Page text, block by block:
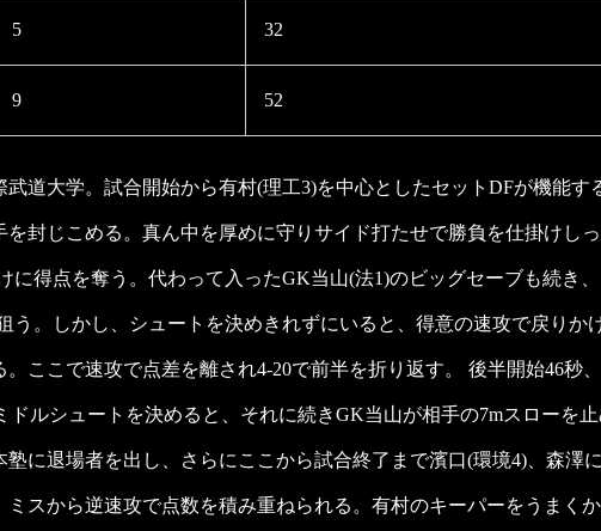
5 32
9 52
道大学。試合開始から有村(理工3)を中心としたセットDFが機能す
封じこめる。真ん中を厚めに守りサイド打たせで勝負を仕掛けしっ
に得点を奪う。代わって入ったGK当山(法1)のビッグセーブも続き
う。しかし、シュートを決めきれずにいると、得意の速攻で戻りか
ここで速攻で点差を離され4-20で前半を折り返す。 後半開始46秒
ドルシュートを決めると、それに続きGK当山が相手の7mスローを
塾に退場者を出し、さらにここから試合終了まで濱口(環境4)、森澤
スから逆速攻で点数を積み重ねられる。有村のキーパーをうまく